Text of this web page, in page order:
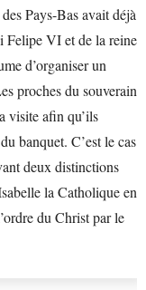
Pays-Bas avait déjà
Felipe VI et de la reine
d’organiser un
proches du souverain
visite afin qu’ils
banquet. C’est le cas
deux distinctions
la Catholique en
du Christ par le